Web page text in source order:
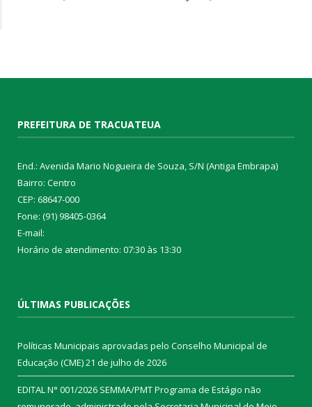
PREFEITURA DE TRACUATEUA
End.: Avenida Mario Nogueira de Souza, S/N (Antiga Embrapa)
Bairro: Centro
CEP: 68647-000
Fone: (91) 98405-0364
E-mail:
Horário de atendimento: 07:30 às 13:30
ÚLTIMAS PUBLICAÇÕES
Políticas Municipais aprovadas pelo Conselho Municipal de
Educação (CME)21 de julho de 2026
EDITAL N° 001/2026 SEMMA/PMT Programa de Estágio não